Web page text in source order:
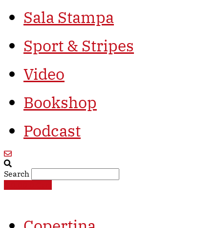
Sala Stampa
Sport & Stripes
Video
Bookshop
Podcast
Search